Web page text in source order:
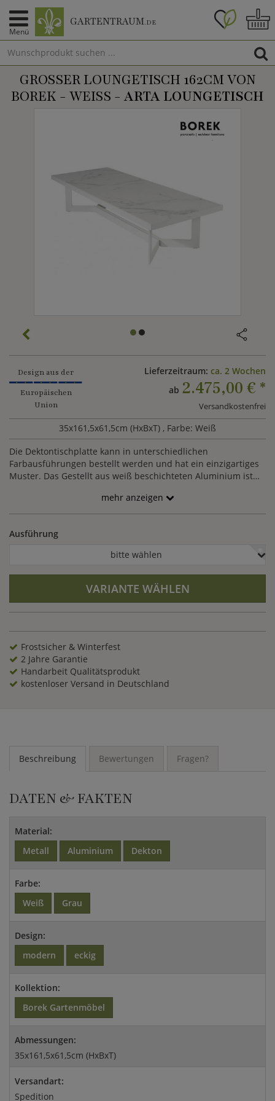
Menü
GARTENTRAUM.DE
GROSSER LOUNGETISCH 162CM VON B
OREK - WEISS -
ARTA LOUNGETISCH
Design aus der
Europäischen
Union
Lieferzeitraum: ca. 2 Wochen
ab 2.475,00 € *
Versandkostenfrei
35x161,5x61,5cm (HxBxT) , Farbe: Weiß
Die Dektontischplatte kann in unterschiedlichen
Farbausführungen bestellt werden und hat ein einzigartiges
Muster. Das Gestellt aus weiß beschichteten Aluminium ist
mehr anzeigen
Ausführung
bitte wählen
VARIANTE WÄHLEN
Frostsicher & Winterfest
2 Jahre Garantie
Handarbeit Qualitätsprodukt
kostenloser Versand in Deutschland
Beschreibung Bewertungen Fragen?
DATEN & FAKTEN
Material:
Metall
Aluminium Dekton
Farbe:
Weiß
Grau
Design:
modern
eckig
Kollektion:
Borek Gartenmöbel
Abmessungen:
35x161,5x61,5cm (HxBxT)
Versandart:
Spedition